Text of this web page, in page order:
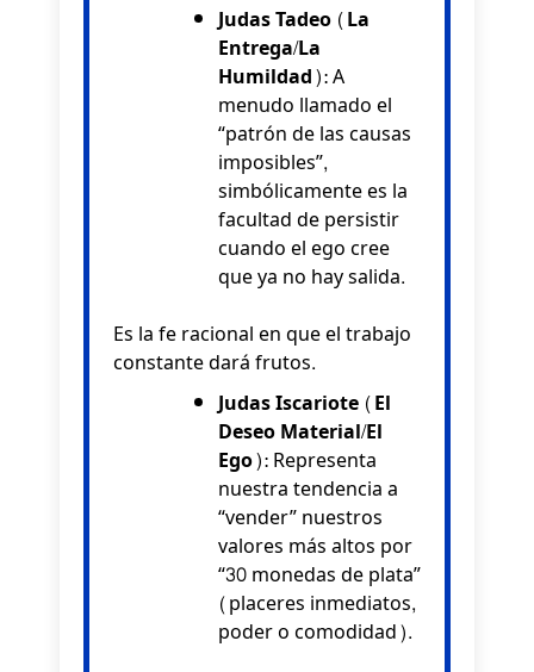
Judas Tadeo (La
Entrega/La
Humildad):A
menudo llamado el
“patrón de las causas
imposibles”,
simbólicamente es la
facultad de persistir
cuando el ego cree
que ya no hay salida.
Es la fe racional en que el trabajo
constante dará frutos.
Judas Iscariote (El
Deseo Material/El
Ego):Representa
nuestra tendencia a
“vender” nuestros
valores más altos por
“30 monedas de plata”
(placeres inmediatos,
poder o comodidad).